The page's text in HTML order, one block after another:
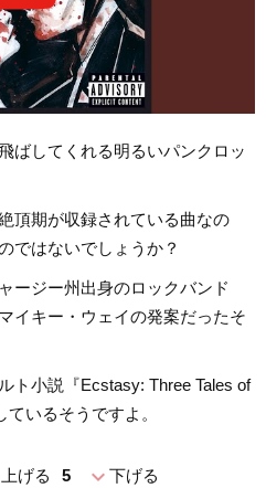
ばしてくれる明るいパンクロッ
頂期が収録されている曲なの
ではないでしょうか？
ージー州出身のロックバンド
イキー・ウェイの発案だったそ
ト小説『Ecstasy: Three Tales of
いるそうですよ。
げる 5 expand_more下げる